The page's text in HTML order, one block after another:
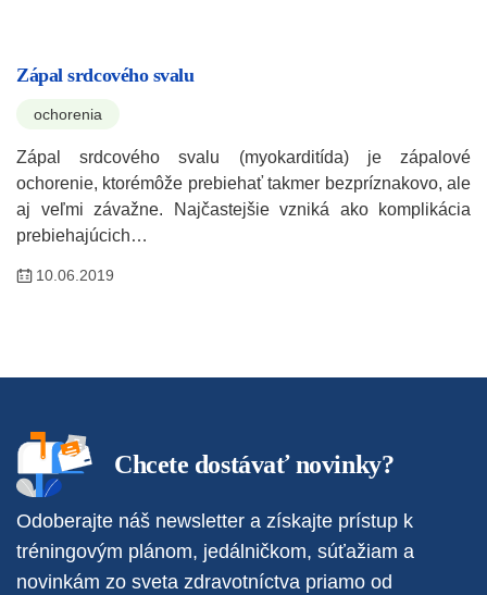
Zápal srdcového svalu
ochorenia
Zápal srdcového svalu (myokarditída) je zápalové
ochorenie, ktorémôže prebiehať takmer bezpríznakovo, ale
aj veľmi závažne. Najčastejšie vzniká ako komplikácia
prebiehajúcich…
10.06.2019
Chcete dostávať novinky?
Odoberajte náš newsletter a získajte prístup k
tréningovým plánom, jedálničkom, súťažiam a
novinkám zo sveta zdravotníctva priamo od